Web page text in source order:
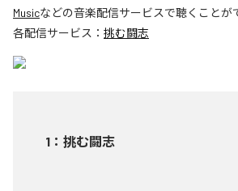
Musicなどの音楽配信サービスで聴くことが
各配信サービス： 挑む闘志
1 ： 挑む闘志